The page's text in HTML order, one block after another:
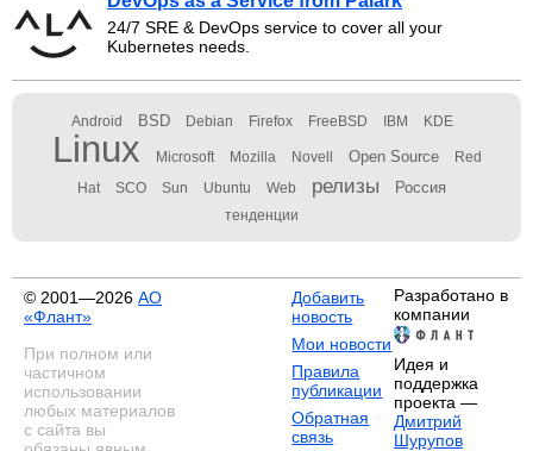
24/7 SRE & DevOps service to cover all your
Kubernetes needs.
Android BSD Debian Firefox FreeBSD IBM KDE
Linux Microsoft Mozilla Novell Open Source Red
Hat SCO Sun Ubuntu Web релизы Россия
тенденции
© 2001—2026 АО
«Флант»
При полном или
частичном
использовании
любых материалов
с сайта вы
Добавить
новость
Мои новости
Правила
публикации
Обратная
связь
Разработано в
компании
Идея и
поддержка
проекта —
Дмитрий
Шурупов